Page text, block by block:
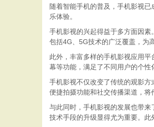
随着智能手机的普及，手机影视
乐体验。
手机影视的兴起得益于多方面因
包括4G、5G技术的广泛覆盖，为
此外，丰富多样的手机影视应用
幕等功能，满足了不同用户的个性
手机影视不仅改变了传统的观影
便捷拍摄功能和社交传播渠道，将
与此同时，手机影视的发展也带
技术手段的升级显得尤为重要。此